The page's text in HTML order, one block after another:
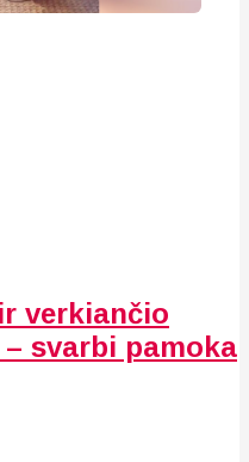
verkiančio
svarbi pamoka